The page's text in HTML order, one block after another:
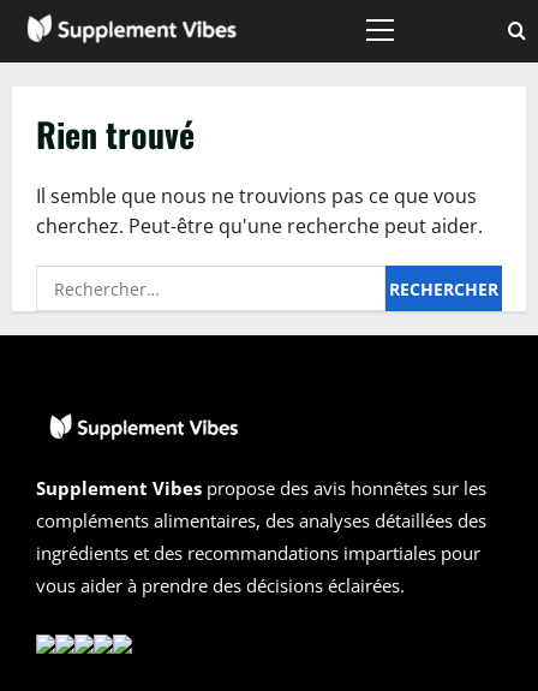
Passer
Menu
Rien trouvé
Il semble que nous ne trouvions pas ce que vous
cherchez. Peut-être qu'une recherche peut aider.
Rechercher :
Supplement Vibes propose des avis honnêtes sur les
compléments alimentaires, des analyses détaillées des
ingrédients et des recommandations impartiales pour
vous aider à prendre des décisions éclairées.